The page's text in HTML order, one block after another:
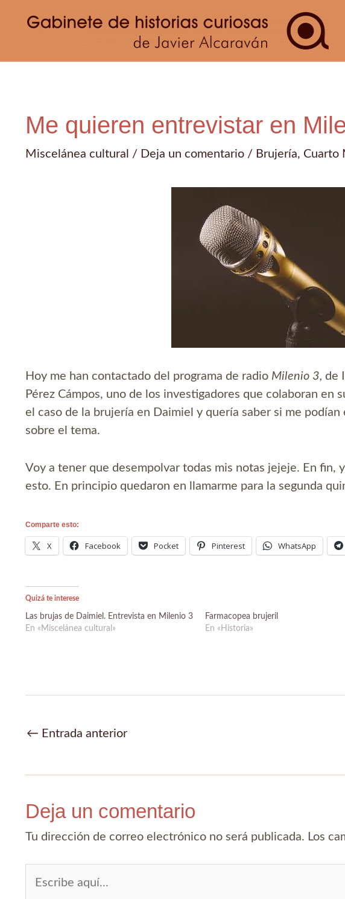
Me quieren entrevistar en
Miscelánea cultural / Deja un comentario / Brujería, Cuarto
Hoy me han contactado del programa de radio Milenio 3, de
Pérez Cámpos, uno de los investigadores que colaboran en
el caso de la brujería en Daimiel y quería saber si me
sobre el tema.
Voy a tener que desempolvar todas mis notas jejeje. En fin,
esto. En principio quedaron en llamarme para la segunda
Comparte esto:
X Facebook Pocket Pinterest WhatsApp
Quizá te interese
Las brujas de Daimiel. Entrevista en Milenio 3
En «Miscelánea cultural»
Farmacopea brujeril
En «Historia»
Navegación
← Entrada anterior
Deja un comentario
Tu dirección de correo electrónico no será publicada. Los
aquí...